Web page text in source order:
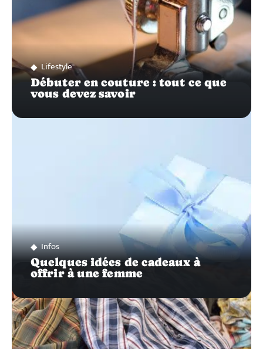
Lifestyle
Débuter en couture : tout ce que
vous devez savoir
Infos
Quelques idées de cadeaux à
offrir à une femme